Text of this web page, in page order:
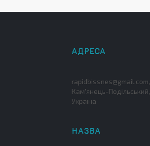
rapidbissnes@gmail.com,
Кам'янець-Подільський,
Україна